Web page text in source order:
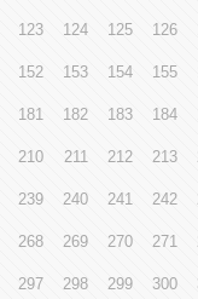
123 124 125 126
152 153 154 155
181 182 183 184
210 211 212 213
239 240 241 242
268 269 270 271
297 298 299 300